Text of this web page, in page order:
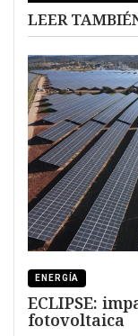
LEER
ENERGÍA
ECLIPSE:
fotovoltaica